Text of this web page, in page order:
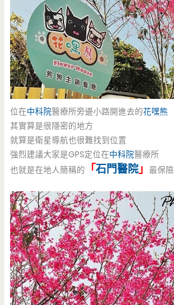
位在中科院醫療所旁邊小路開進去的花嘿熊
其實算是很隱密的地方
就算是衛星導航也很難找到位置
強烈建議大家是GPS定位在中科院醫療所
也就是在地人簡稱的
「石門醫院 」最保險